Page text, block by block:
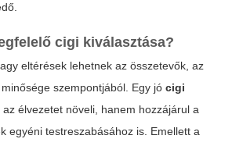
cigi kiválasztása?
eltérések lehetnek az összetevők, az
szempontjából. Egy jó cigi
élvezetet növeli, hanem hozzájárul a
egyéni testreszabásához is. Emellett a